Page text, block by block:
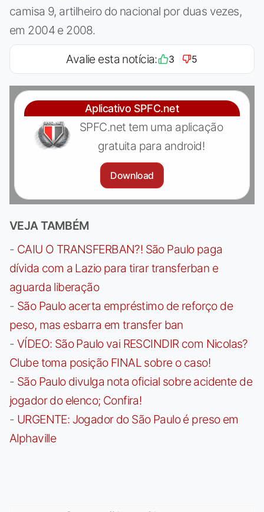
camisa 9, artilheiro do nacional por duas vezes,
em 2004 e 2008.
Avalie esta notícia: 3 5
Aplicativo SPFC.net
SPFC.net tem uma aplicação
gratuita para android!
Download
VEJA TAMBÉM
- CAIU O TRANSFERBAN?! São Paulo paga
dívida com a Lazio para tirar transferban e
aguarda liberação
- São Paulo acerta empréstimo de reforço de
peso, mas esbarra em transfer ban
- VÍDEO: São Paulo vai RESCINDIR com Nicolas?
Clube toma posição FINAL sobre o caso!
- São Paulo divulga nota oficial sobre acidente de
jogador do elenco; Confira!
- URGENTE: Jogador do São Paulo é preso em
Alphaville